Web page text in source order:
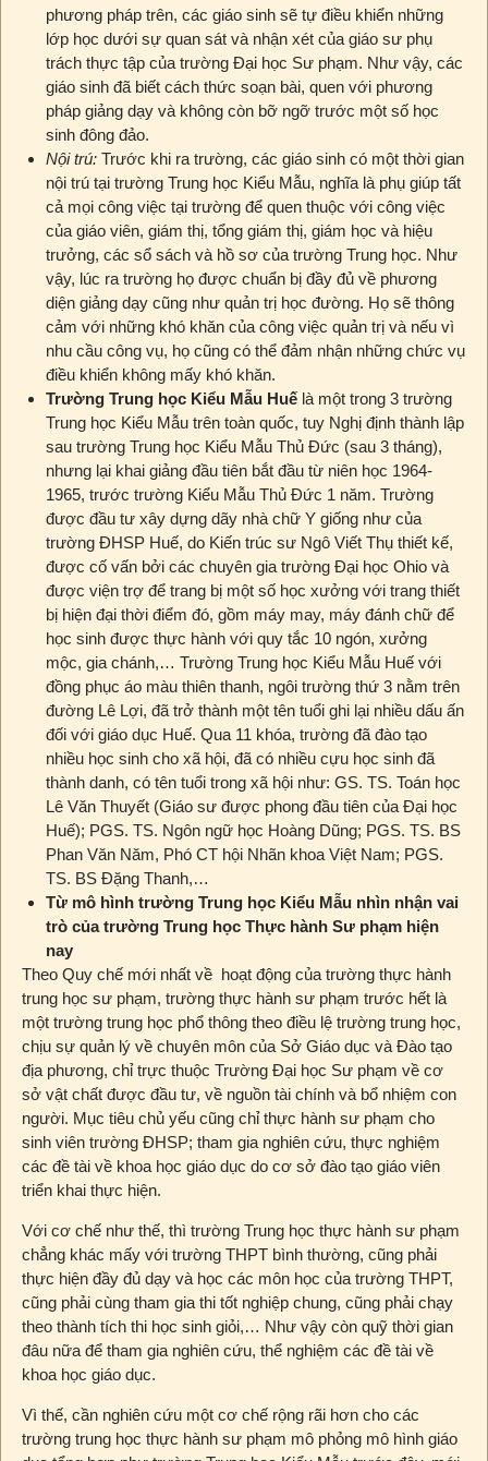
phương pháp trên, các giáo sinh sẽ tự điều khiển những
lớp học dưới sự quan sát và nhận xét của giáo sư phụ
trách thực tập của trường Đại học Sư phạm. Như vậy, các
giáo sinh đã biết cách thức soạn bài, quen với phương
pháp giảng dạy và không còn bỡ ngỡ trước một số học
sinh đông đảo.
Nội trú: Trước khi ra trường, các giáo sinh có một thời gian
nội trú tại trường Trung học Kiểu Mẫu, nghĩa là phụ giúp tất
cả mọi công việc tại trường để quen thuộc với công việc
của giáo viên, giám thị, tổng giám thị, giám học và hiệu
trưởng, các sổ sách và hồ sơ của trường Trung học. Như
vậy, lúc ra trường họ được chuẩn bị đầy đủ về phương
diện giảng dạy cũng như quản trị học đường. Họ sẽ thông
cảm với những khó khăn của công việc quản trị và nếu vì
nhu cầu công vụ, họ cũng có thể đảm nhận những chức vụ
điều khiển không mấy khó khăn.
Trường Trung học Kiểu Mẫu Huế là một trong 3 trường
Trung học Kiểu Mẫu trên toàn quốc, tuy Nghị định thành lập
sau trường Trung học Kiểu Mẫu Thủ Đức (sau 3 tháng),
nhưng lại khai giảng đầu tiên bắt đầu từ niên học 1964-
1965, trước trường Kiểu Mẫu Thủ Đức 1 năm. Trường
được đầu tư xây dựng dãy nhà chữ Y giống như của
trường ĐHSP Huế, do Kiến trúc sư Ngô Viết Thụ thiết kế,
được cố vấn bởi các chuyên gia trường Đại học Ohio và
được viện trợ để trang bị một số học xưởng với trang thiết
bị hiện đại thời điểm đó, gồm máy may, máy đánh chữ để
học sinh được thực hành với quy tắc 10 ngón, xưởng
mộc, gia chánh,… Trường Trung học Kiểu Mẫu Huế với
đồng phục áo màu thiên thanh, ngôi trường thứ 3 nằm trên
đường Lê Lợi, đã trở thành một tên tuổi ghi lại nhiều dấu ấn
đối với giáo dục Huế. Qua 11 khóa, trường đã đào tạo
nhiều học sinh cho xã hội, đã có nhiều cựu học sinh đã
thành danh, có tên tuổi trong xã hội như: GS. TS. Toán học
Lê Văn Thuyết (Giáo sư được phong đầu tiên của Đại học
Huế); PGS. TS. Ngôn ngữ học Hoàng Dũng; PGS. TS. BS
Phan Văn Năm, Phó CT hội Nhãn khoa Việt Nam; PGS.
TS. BS Đặng Thanh,…
Từ mô hình trường Trung học Kiểu Mẫu nhìn nhận vai
trò của trường Trung học Thực hành Sư phạm hiện
nay
Theo Quy chế mới nhất về hoạt động của trường thực hành
trung học sư phạm, trường thực hành sư phạm trước hết là
một trường trung học phổ thông theo điều lệ trường trung học,
chịu sự quản lý về chuyên môn của Sở Giáo dục và Đào tạo
địa phương, chỉ trực thuộc Trường Đại học Sư phạm về cơ
sở vật chất được đầu tư, về nguồn tài chính và bổ nhiệm con
người. Mục tiêu chủ yếu cũng chỉ thực hành sư phạm cho
sinh viên trường ĐHSP; tham gia nghiên cứu, thực nghiệm
các đề tài về khoa học giáo dục do cơ sở đào tạo giáo viên
triển khai thực hiện.
Với cơ chế như thế, thì trường Trung học thực hành sư phạm
chẳng khác mấy với trường THPT bình thường, cũng phải
thực hiện đầy đủ dạy và học các môn học của trường THPT,
cũng phải cùng tham gia thi tốt nghiệp chung, cũng phải chạy
theo thành tích thi học sinh giỏi,… Như vậy còn quỹ thời gian
đâu nữa để tham gia nghiên cứu, thể nghiệm các đề tài về
khoa học giáo dục.
Vì thế, cần nghiên cứu một cơ chế rộng rãi hơn cho các
trường trung học thực hành sư phạm mô phỏng mô hình giáo